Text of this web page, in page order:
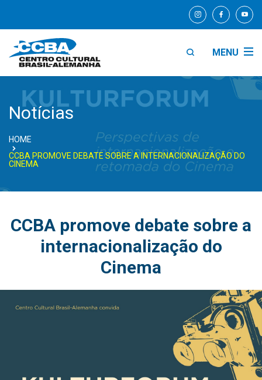
MENU
Notícias
HOME
CCBA PROMOVE DEBATE SOBRE A INTERNACIONALIZAÇÃO DO
CINEMA
CCBA promove debate sobre a
internacionalização do
Cinema